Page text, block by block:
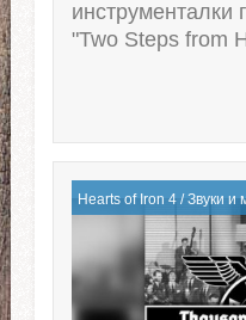
инструменталки
"Two Steps from
Hearts of Iron 4/Звуки и